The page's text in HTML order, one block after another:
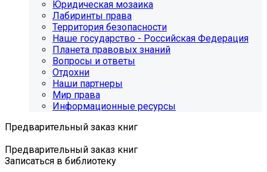
Юридическая мозаика
Лабиринты права
Территория безопасности
Наше государство - Российская Федерация
Планета правовых знаний
Вопросы и ответы
Отдохни
Наши партнеры
Мир права
Информационные ресурсы
Предварительный заказ книг
Предварительный заказ книг
Записаться в библиотеку